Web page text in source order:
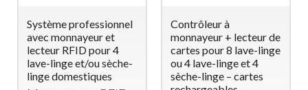
Système professionnel
avec monnayeur et
lecteur RFID pour 4
lave-linge et/ou sèche-
linge domestiques
Contrôleur à
monnayeur + lecteur de
cartes pour 8 lave-linge
ou 4 lave-linge et 4
sèche-linge – cartes